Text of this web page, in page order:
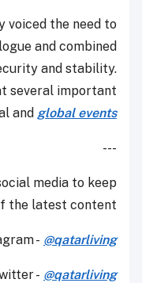
voiced the need to
and combined
and stability.
several important
and global events
---
media to keep
the latest content.
- @qatarliving
- @qatarliving